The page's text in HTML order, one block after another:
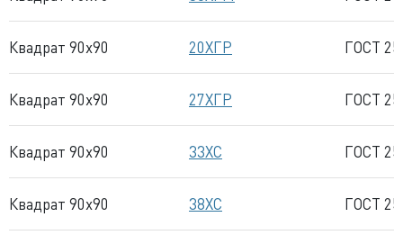
Квадрат 90x90 20ХГР ГОСТ
Квадрат 90x90 27ХГР ГОСТ
Квадрат 90x90 33ХС ГОСТ
Квадрат 90x90 38ХС ГОСТ